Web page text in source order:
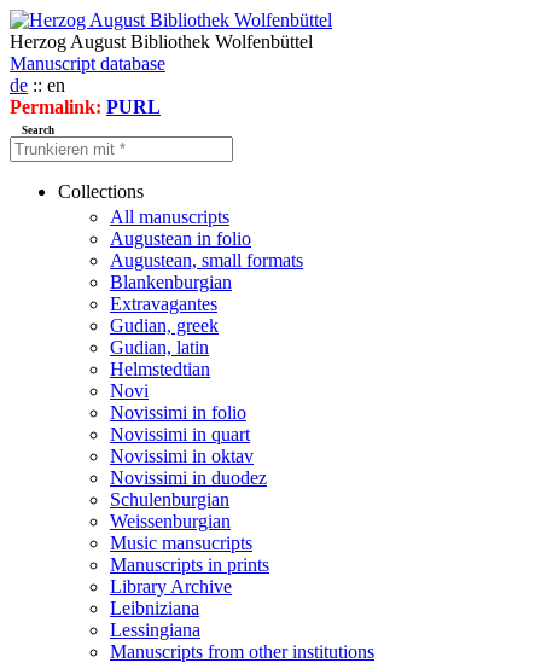
Herzog August Bibliothek Wolfenbüttel
Manuscript database
de :: en
Permalink: PURL
Search
Collections
All manuscripts
Augustean in folio
Augustean, small formats
Blankenburgian
Extravagantes
Gudian, greek
Gudian, latin
Helmstedtian
Novi
Novissimi in folio
Novissimi in quart
Novissimi in oktav
Novissimi in duodez
Schulenburgian
Weissenburgian
Music mansucripts
Manuscripts in prints
Library Archive
Leibniziana
Lessingiana
Manuscripts from other institutions